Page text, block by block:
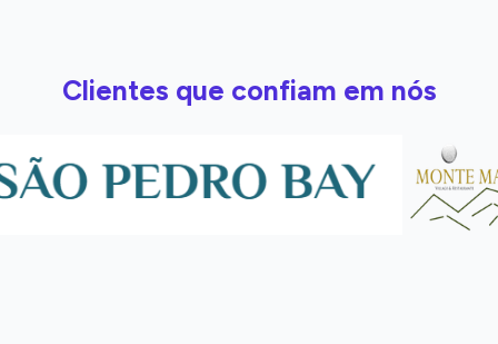
Clientes que confiam em nós